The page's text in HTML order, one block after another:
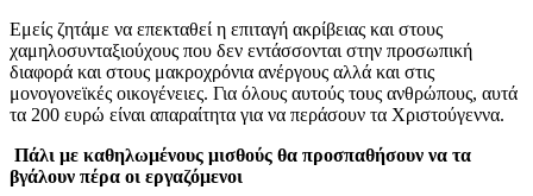
Εμείς ζητάμε να επεκταθεί η επιταγή ακρίβειας και στους
χαμηλοσυνταξιούχους που δεν εντάσσονται στην προσωπική
διαφορά και στους μακροχρόνια ανέργους αλλά και στις
μονογονεϊκές οικογένειες. Για όλους αυτούς τους ανθρώπους, αυτά
τα 200 ευρώ είναι απαραίτητα για να περάσουν τα Χριστούγεννα.
Πάλι με καθηλωμένους μισθούς θα προσπαθήσουν να τα
βγάλουν πέρα οι εργαζόμενοι